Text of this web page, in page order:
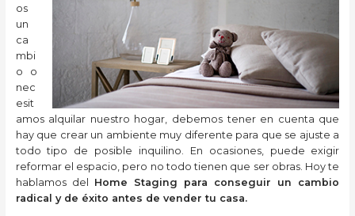
os
un
ca
mbi
o o
nec
esit
amos alquilar nuestro hogar, debemos tener en cuenta que
hay que crear un ambiente muy diferente para que se ajuste a
todo tipo de posible inquilino. En ocasiones, puede exigir
reformar el espacio, pero no todo tienen que ser obras. Hoy te
hablamos del Home Staging para conseguir un cambio
radical y de éxito antes de vender tu casa.